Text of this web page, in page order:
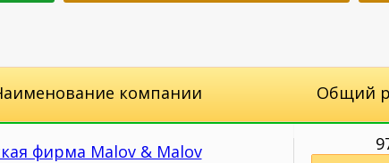
компании Общий
фирма Malov & Malov